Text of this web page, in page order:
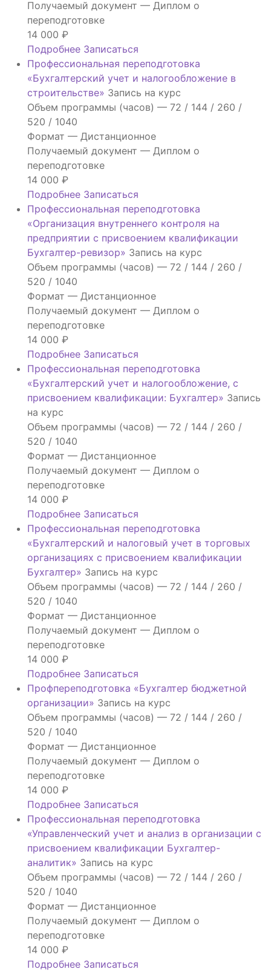
квалификации
«Ведение
бухгалтерского
учета»
(код
Получаемый документ — Диплом о
переподготовке
14 000 ₽
Подробнее Записаться
Профессиональная переподготовка
«Бухгалтерский учет и налогообложение в
строительстве» Запись на курс
Объем программы (часов) — 72 / 144 / 260 /
520 / 1040
Формат — Дистанционное
Получаемый документ — Диплом о
переподготовке
14 000 ₽
Подробнее Записаться
Профессиональная переподготовка
«Организация внутреннего контроля на
предприятии с присвоением квалификации
Бухгалтер-ревизор» Запись на курс
Объем программы (часов) — 72 / 144 / 260 /
520 / 1040
Формат — Дистанционное
Получаемый документ — Диплом о
переподготовке
14 000 ₽
Подробнее Записаться
Профессиональная переподготовка
«Бухгалтерский учет и налогообложение, с
присвоением квалификации: Бухгалтер» Запись
на курс
Объем программы (часов) — 72 / 144 / 260 /
520 / 1040
Формат — Дистанционное
Получаемый документ — Диплом о
переподготовке
14 000 ₽
Подробнее Записаться
Профессиональная переподготовка
«Бухгалтерский и налоговый учет в торговых
организациях с присвоением квалификации
Бухгалтер» Запись на курс
Объем программы (часов) — 72 / 144 / 260 /
520 / 1040
Формат — Дистанционное
Получаемый документ — Диплом о
переподготовке
14 000 ₽
Подробнее Записаться
Профпереподготовка «Бухгалтер бюджетной
организации» Запись на курс
Объем программы (часов) — 72 / 144 / 260 /
520 / 1040
Формат — Дистанционное
Получаемый документ — Диплом о
переподготовке
14 000 ₽
Подробнее Записаться
Профессиональная переподготовка
«Управленческий учет и анализ в организации с
присвоением квалификации Бухгалтер-
аналитик» Запись на курс
Объем программы (часов) — 72 / 144 / 260 /
520 / 1040
Формат — Дистанционное
Получаемый документ — Диплом о
переподготовке
14 000 ₽
Подробнее Записаться